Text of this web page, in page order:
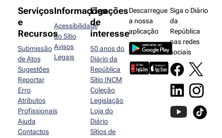
Serviços
e
Recursos
Submissão
de Atos
Sugestões
Reportar
Erro
Atributos
Profissionais
Ajuda
Contactos
Informações
Acessibilidade
do Sítio
Avisos
Legais
Ligações
de
interesse
50 anos do
Diário da
República
Sítio INCM
Coleção
Legislação
Loja do
Diário
Sítios de
Descarregue
a nossa
aplicação
Siga o Diário
da
República
nas redes
sociais